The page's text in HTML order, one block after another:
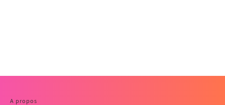
A propos